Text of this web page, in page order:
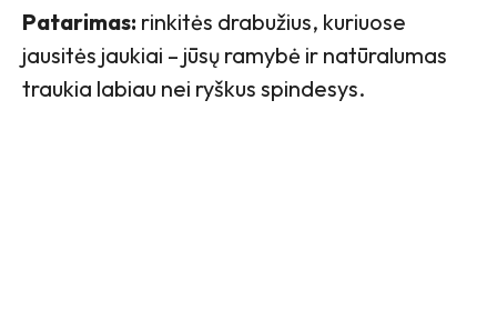
Patarimas: rinkitės drabužius, kuriuose
jausitės jaukiai – jūsų ramybė ir natūralumas
traukia labiau nei ryškus spindesys.